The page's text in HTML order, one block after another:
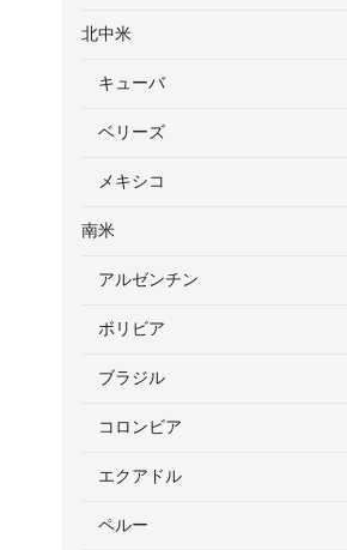
北中米
キューバ
ベリーズ
メキシコ
南米
アルゼンチン
ボリビア
ブラジル
コロンビア
エクアドル
ペルー